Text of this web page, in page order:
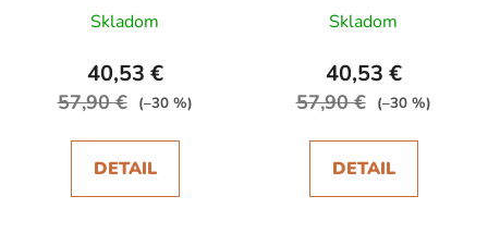
Skladom
40,53 €
57,90 € (–30 %)
DETAIL
Skladom
40,53 €
57,90 € (–30 %)
DETAIL